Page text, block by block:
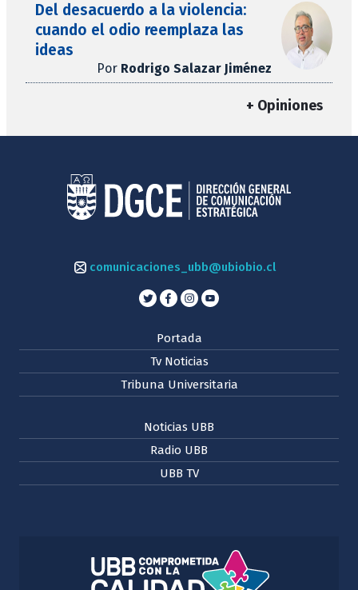
Del desacuerdo a la violencia:
cuando el odio reemplaza las
ideas
Por Rodrigo Salazar Jiménez
+ Opiniones
comunicaciones_ubb@ubiobio.cl
Portada
Tv Noticias
Tribuna Universitaria
Noticias UBB
Radio UBB
UBB TV